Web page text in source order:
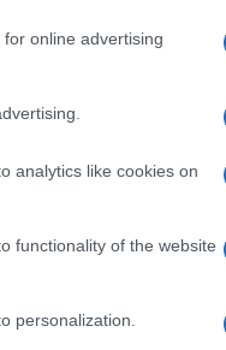
online advertising
analytics like cookies on
functionality of the website
personalization.
di
Reggio
di non
clienti un
al